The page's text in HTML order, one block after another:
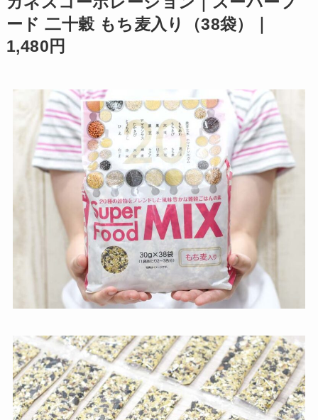
ード 二十穀 もち麦入り（38袋）｜
1,480円